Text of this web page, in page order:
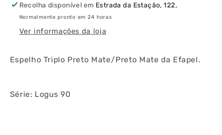
Recolha disponível em Estrada da Estação, 122,
Normalmente pronto em 24 horas
Ver informações da loja
Espelho Triplo Preto Mate/Preto Mate da Efapel.
Série: Logus 90